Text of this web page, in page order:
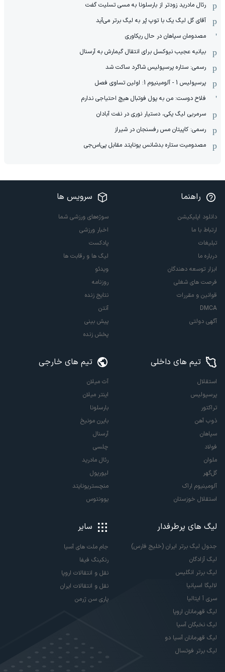
رئال مادرید زودتر از بارسلونا به مسی تسلیت گفت
آقای گل لیگ یک با توپ پُر به لیگ برتر می‌آید
مصدومان سپاهان در حال ریکاوری
بیانیه عجیب نیوکسل برای انتقال گیمارش به آرسنال
رسمی: ستاره پرسپولیس شاگرد ساکت شد
پرسپولیس 1 - آلومینیوم 1: اولین تساوی فصل
فلاح دوست: من به پول فوتبال هیچ احتیاجی ندارم
سرمربی لیگ یکی، دستیار نوری در نفت آبادان
رسمی: کاپیتان مس رفسنجان در شیراز
مصدومیت ستاره بدشانس یونایتد مقابل پی‌اس‌جی
راهنما
دانلود اپلیکیشن
ارتباط با ما
تبلیغات
درباره ما
ابزار توسعه دهندگان
فرصت های شغلی
قوانین و مقررات
DMCA
آگهی دولتی
سرویس ها
سوژه‌های ورزشی شما
اخبار ورزشی
پادکست
لیگ ها و رقابت ها
ویدئو
روزنامه
نتایج زنده
آنتن
پیش بینی
پخش زنده
تیم های داخلی
استقلال
پرسپولیس
تراکتور
ذوب آهن
سپاهان
فولاد
ملوان
گل‌گهر
آلومینیوم اراک
استقلال خوزستان
تیم های خارجی
آث میلان
اینتر میلان
بارسلونا
بایرن مونیخ
آرسنال
چلسی
رئال مادرید
لیورپول
منچستریونایتد
یوونتوس
لیگ های پرطرفدار
جدول لیگ برتر ایران (خلیج فارس)
لیگ آزادگان
لیگ برتر انگلیس
لالیگا اسپانیا
سری آ ایتالیا
لیگ قهرمانان اروپا
لیگ نخبگان آسیا
لیگ قهرمانان آسیا دو
لیگ برتر فوتسال
سایر
جام ملت های آسیا
رنکینگ فیفا
نقل و انتقالات اروپا
نقل و انتقالات ایران
پاری سن ژرمن